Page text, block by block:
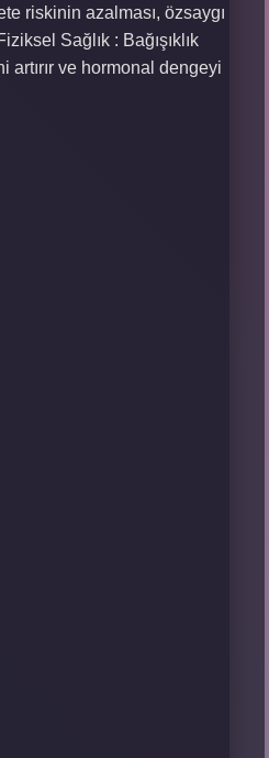
riskinin azalması, özsaygı
Sağlık : Bağışıklık
artırır ve hormonal dengeyi